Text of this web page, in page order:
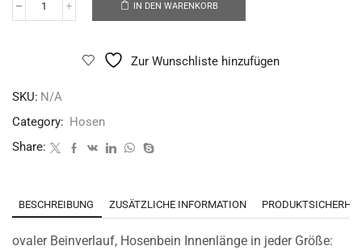
IN DEN WARENKORB
Zur Wunschliste hinzufügen
SKU: N/A
Category: Hosen
Share:
BESCHREIBUNG ZUSÄTZLICHE INFORMATION
ovaler Beinverlauf, Hosenbein Innenlänge in jeder Größe: